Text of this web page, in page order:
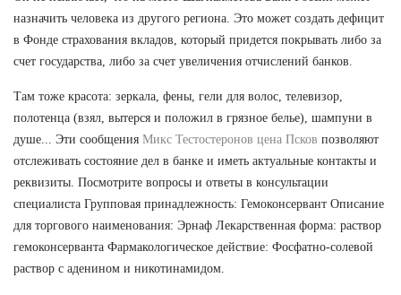
назначить человека из другого региона. Это может создать дефицит
в Фонде страхования вкладов, который придется покрывать либо за
счет государства, либо за счет увеличения отчислений банков.
Там тоже красота: зеркала, фены, гели для волос, телевизор,
полотенца (взял, вытерся и положил в грязное белье), шампуни в
душе... Эти сообщения Микс Тестостеронов цена Псков позволяют
отслеживать состояние дел в банке и иметь актуальные контакты и
реквизиты. Посмотрите вопросы и ответы в консультации
специалиста Групповая принадлежность: Гемоконсервант Описание
для торгового наименования: Эрнаф Лекарственная форма: раствор
гемоконсерванта Фармакологическое действие: Фосфатно-солевой
раствор с аденином и никотинамидом.